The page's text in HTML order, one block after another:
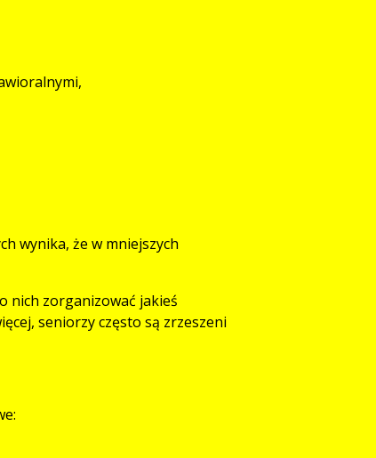
wynika, że w mniejszych
nich zorganizować jakieś
seniorzy często są zrzeszeni